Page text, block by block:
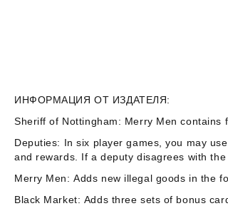
ИНФОРМАЦИЯ ОТ ИЗДАТЕЛЯ:
Sheriff of Nottingham: Merry Men contains
Deputies: In six player games, you may
and rewards. If a deputy disagrees with
Merry Men: Adds new illegal goods in the
Black Market: Adds three sets of bonus